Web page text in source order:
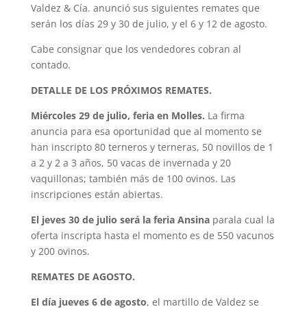
Valdez & Cía. anunció sus siguientes remates que
serán los días 29 y 30 de julio, y el 6 y 12 de agosto.
Cabe consignar que los vendedores cobran al
contado.
DETALLE DE LOS PRÓXIMOS REMATES.
Miércoles 29 de julio, feria en Molles. La firma
anuncia para esa oportunidad que al momento se
han inscripto 80 terneros y terneras, 50 novillos de 1
a 2 y 2 a 3 años, 50 vacas de invernada y 20
vaquillonas; también más de 100 ovinos. Las
inscripciones están abiertas.
El jeves 30 de julio será la feria Ansinaparala cual la
oferta inscripta hasta el momento es de 550 vacunos
y 200 ovinos.
REMATES DE AGOSTO.
El día jueves 6 de agosto, el martillo de Valdez se